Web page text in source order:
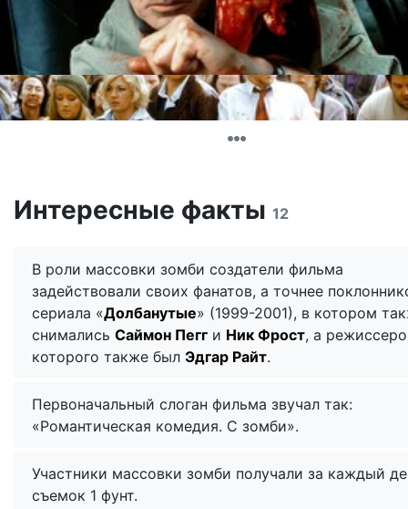
Интересные факты 12
В роли массовки зомби создатели фильма
задействовали своих фанатов, а точнее
сериала «Долбанутые» (1999-2001), в котором
снимались Саймон Пегг и Ник Фрост, а
которого также был Эдгар Райт.
Первоначальный слоган фильма звучал так:
«Романтическая комедия. С зомби».
Участники массовки зомби получали за каждый
съемок 1 фунт.